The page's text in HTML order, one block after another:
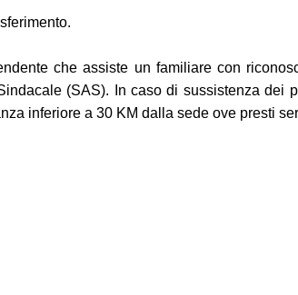
che assiste un familiare con
(SAS). In caso di sussistenza dei
inferiore a 30 KM dalla sede ove presti